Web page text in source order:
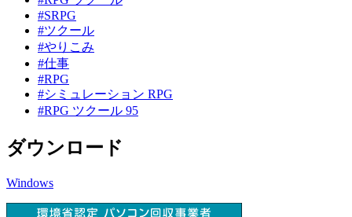
#SRPG
#ツクール
#やりこみ
#仕事
#RPG
#シミュレーション RPG
#RPG ツクール 95
ダウンロード
Windows